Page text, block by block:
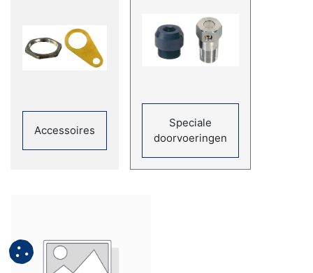
Accessoires
Speciale
doorvoeringen